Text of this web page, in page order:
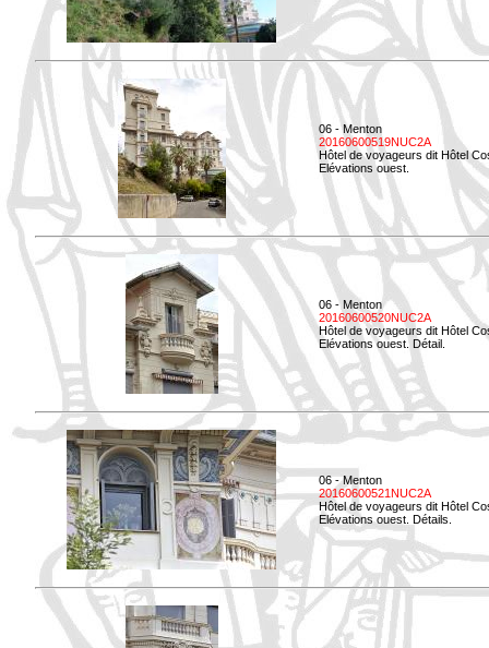
06 - Menton
20160600519NUC2A
Hôtel de voyageurs dit Hôtel
Elévations ouest.
06 - Menton
20160600520NUC2A
Hôtel de voyageurs dit Hôtel
Elévations ouest. Détail.
06 - Menton
20160600521NUC2A
Hôtel de voyageurs dit Hôtel
Elévations ouest. Détails.